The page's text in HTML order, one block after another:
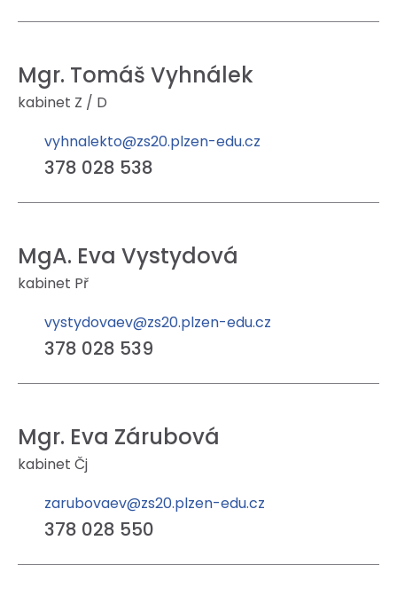
Mgr. Tomáš Vyhnálek
kabinet Z / D
vyhnalekto@zs20.plzen-edu.cz
378 028 538
MgA. Eva Vystydová
kabinet Př
vystydovaev@zs20.plzen-edu.cz
378 028 539
Mgr. Eva Zárubová
kabinet Čj
zarubovaev@zs20.plzen-edu.cz
378 028 550